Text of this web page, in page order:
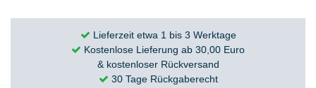
Lieferzeit etwa 1 bis 3 Werktage
Kostenlose Lieferung ab 30,00 Euro
& kostenloser Rückversand
30 Tage Rückgaberecht